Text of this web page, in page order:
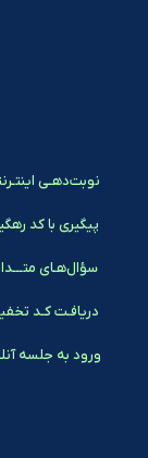
نوبت‌دهـی
پیگیری با کد
سؤال‌هـای
دریافـت کـد
ورود به جلسه